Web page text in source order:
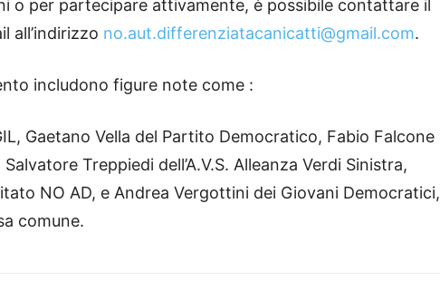
o per partecipare attivamente, è possibile contattare il
all’indirizzo no.aut.differenziatacanicatti@gmail.com.
includono figure note come :
Gaetano Vella del Partito Democratico, Fabio Falcone
Treppiedi dell’A.V.S. Alleanza Verdi Sinistra,
NO AD, e Andrea Vergottini dei Giovani Democratici,
comune.